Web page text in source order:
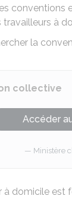
conventions
à
la
collective
Accéder
Ministère
domicile est